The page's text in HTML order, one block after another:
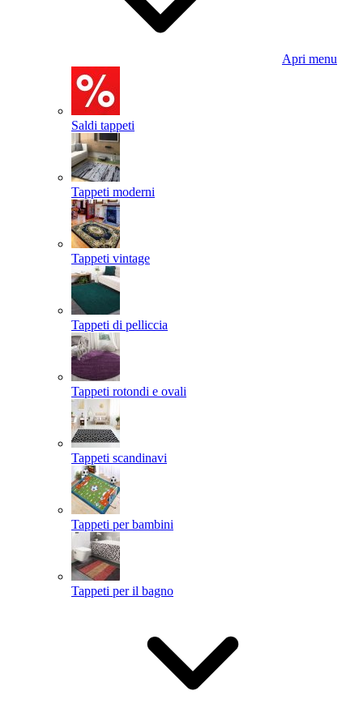
Apri menu
Saldi tappeti
Tappeti moderni
Tappeti vintage
Tappeti di pelliccia
Tappeti rotondi e ovali
Tappeti scandinavi
Tappeti per bambini
Tappeti per il bagno